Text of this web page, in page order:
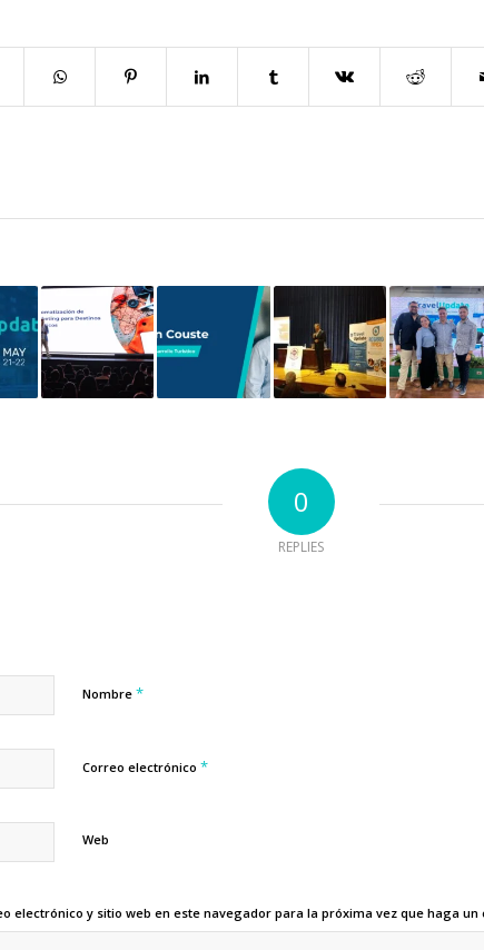
0
REPLIES
Nombre *
Correo electrónico *
Web
electrónico y sitio web en este navegador para la próxima vez que haga un